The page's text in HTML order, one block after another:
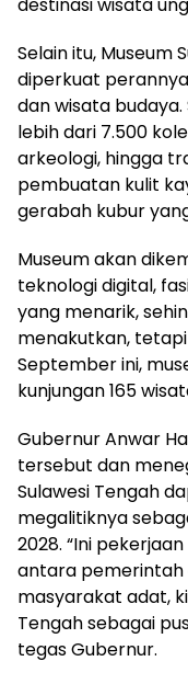
destinasi wisata
Selain itu, Museum
diperkuat
dan wisata
lebih dari 7.500
arkeologi, hingga
pembuatan kulit
gerabah kubur
Museum akan
teknologi digital,
yang menarik,
menakutkan,
September ini,
kunjungan 165
Gubernur Anwar
tersebut dan
Sulawesi Tengah
megalitiknya
2028. “Ini
antara pemerintah
masyarakat adat,
Tengah sebagai
tegas Gubernur.